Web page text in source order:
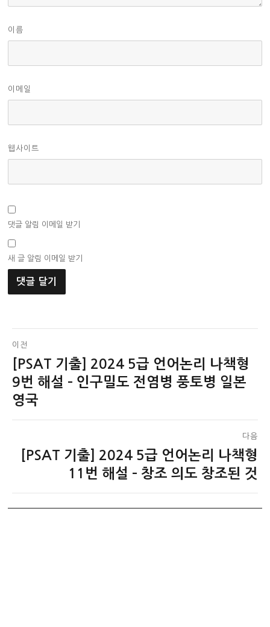
이름
이메일
웹사이트
댓글 알림 이메일 받기
새 글 알림 이메일 받기
글
탐
색
이전
이
전
글:
[PSAT 기출] 2024 5급 언어논리 나책형
9번 해설 – 인구밀도 전염병 풍토병 일본
영국
다음
[PSAT 기출] 2024 5급 언어논리 나책형
11번 해설 – 창조 의도 창조된 것